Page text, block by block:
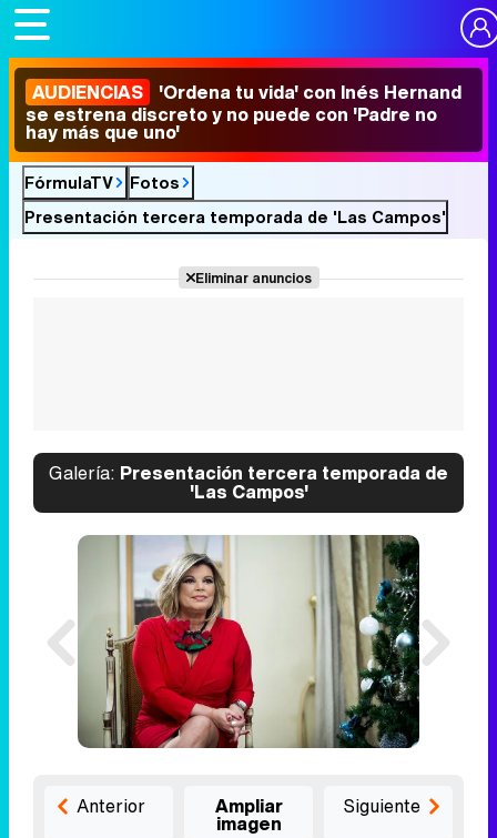
AUDIENCIAS 'Ordena tu vida' con Inés Hernand
se estrena discreto y no puede con 'Padre no
hay más que uno'
FórmulaTV
Fotos
Presentación tercera temporada de 'Las Campos'
Eliminar anuncios
Galería: Presentación tercera temporada de
'Las Campos'
Anterior Ampliar
imagen
Siguiente